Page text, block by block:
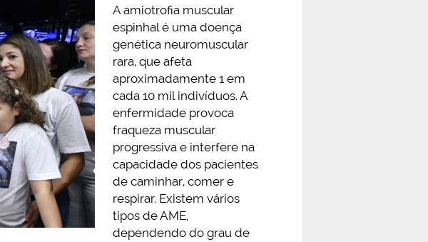
A amiotrofia muscular
espinhal é uma doença
genética neuromuscular
rara, que afeta
aproximadamente 1 em
cada 10 mil indivíduos. A
enfermidade provoca
fraqueza muscular
progressiva e interfere na
capacidade dos pacientes
de caminhar, comer e
respirar. Existem vários
tipos de AME,
dependendo do grau de